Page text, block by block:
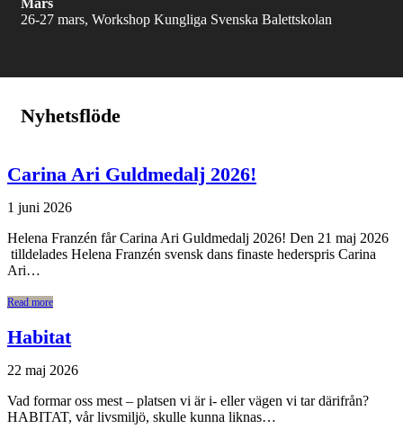
26-27 mars, Workshop Kungliga Svenska Balettskolan
Nyhetsflöde
Carina Ari Guldmedalj 2026!
1 juni 2026
Helena Franzén får Carina Ari Guldmedalj 2026! Den 21 maj 2026
tilldelades Helena Franzén svensk dans finaste hederspris Carina
Ari…
Read more
Habitat
22 maj 2026
Vad formar oss mest – platsen vi är i- eller vägen vi tar därifrån?
HABITAT, vår livsmiljö, skulle kunna liknas…